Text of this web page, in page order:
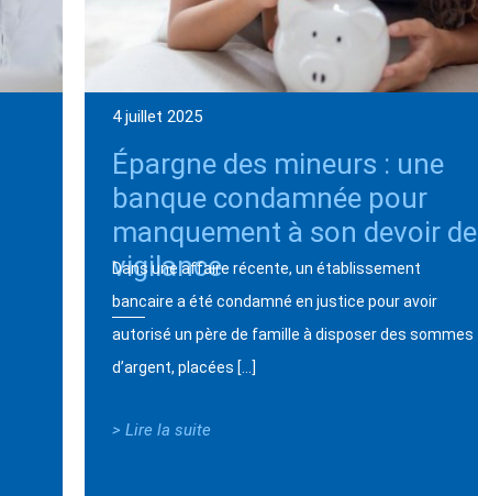
4 juillet 2025
Épargne des mineurs : une
banque condamnée pour
manquement à son devoir de
vigilance
Dans une affaire récente, un établissement
bancaire a été condamné en justice pour avoir
autorisé un père de famille à disposer des sommes
d’argent, placées […]
> Lire la suite